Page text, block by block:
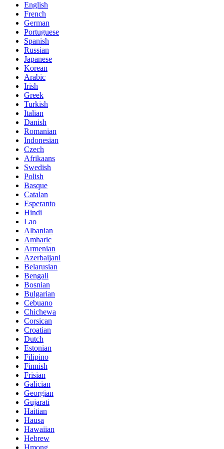
English
French
German
Portuguese
Spanish
Russian
Japanese
Korean
Arabic
Irish
Greek
Turkish
Italian
Danish
Romanian
Indonesian
Czech
Afrikaans
Swedish
Polish
Basque
Catalan
Esperanto
Hindi
Lao
Albanian
Amharic
Armenian
Azerbaijani
Belarusian
Bengali
Bosnian
Bulgarian
Cebuano
Chichewa
Corsican
Croatian
Dutch
Estonian
Filipino
Finnish
Frisian
Galician
Georgian
Gujarati
Haitian
Hausa
Hawaiian
Hebrew